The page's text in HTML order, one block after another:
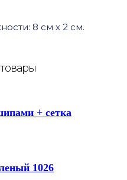
8 см х 2 см.
+ сетка
1026